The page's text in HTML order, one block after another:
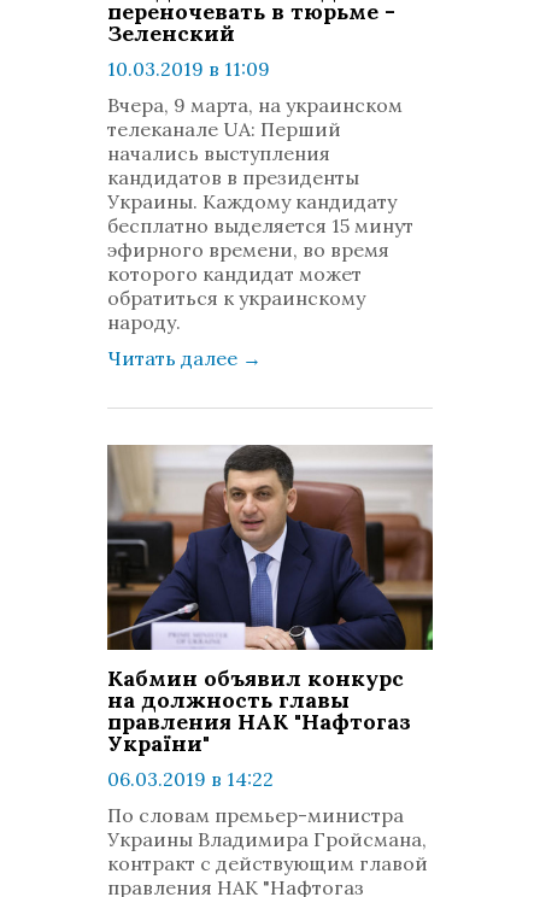
переночевать в тюрьме -
Зеленский
10.03.2019 в 11:09
просмотров: 746
комментариев: 0
Вчера, 9 марта, на украинском
телеканале UA: Перший
начались выступления
кандидатов в президенты
Украины. Каждому кандидату
бесплатно выделяется 15 минут
эфирного времени, во время
которого кандидат может
обратиться к украинскому
народу.
Читать далее →
Кабмин объявил конкурс
на должность главы
правления НАК "Нафтогаз
України"
06.03.2019 в 14:22
комментариев: 0
По словам премьер-министра
Украины Владимира Гройсмана,
контракт с действующим главой
правления НАК "Нафтогаз